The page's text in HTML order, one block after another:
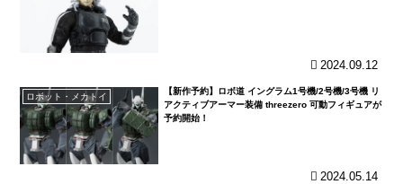
2024.09.12
ロボット・メカトイ
【新作予約】ロボ道 イングラム1号機/2号機/3号機 リ
アクティブアーマー装備 threezero 可動フィギュアが
予約開始！
2024.05.14